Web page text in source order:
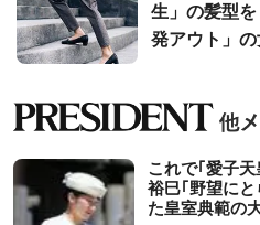
生」の髪型
発アウト」
これで｢愛子
裕巳｢野望に
た皇室典範の